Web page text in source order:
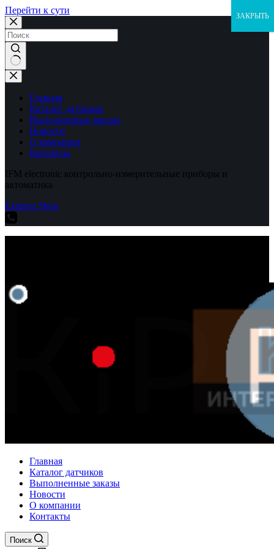
Перейти к сути
Ничего
не
найденоГлавная
Каталог датчиков
Выполненные заказы
Новости
О компании
Контакты
IFM electronic контрольно-измерительные приборы и
автоматика
Explore Shop
Главная
Каталог датчиков
Выполненные заказы
Новости
О компании
Контакты
Поиск
ЗАКРЫТЬ